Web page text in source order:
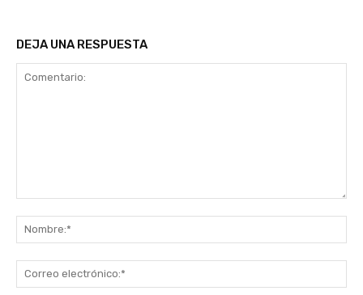
DEJA UNA RESPUESTA